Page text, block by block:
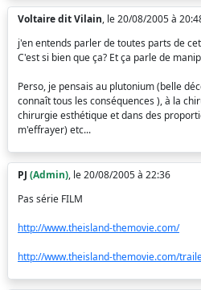
Voltaire dit Vilain, le 20/08/2005 à
j'en entends parler de toutes parts de
C'est si bien que ça? Et ça parle de
Perso, je pensais au plutonium (belle
connaît tous les conséquences ), à la
chirurgie esthétique et dans des
m'effrayer) etc...
PJ (Admin), le 20/08/2005 à 22:36
Pas série FILM
http://www.theisland-themovie.com/
http://www.theisland-themovie.com/